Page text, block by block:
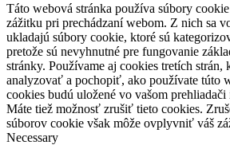
Táto webová stránka používa súbory
zážitku pri prechádzaní webom. Z nich sa
ukladajú súbory cookie, ktoré sú
pretože sú nevyhnutné pre fungovanie
stránky. Používame aj cookies tretích strán,
analyzovať a pochopiť, ako používate túto
cookies budú uložené vo vašom prehliadači
Máte tiež možnosť zrušiť tieto cookies.
súborov cookie však môže ovplyvniť váš
Necessary